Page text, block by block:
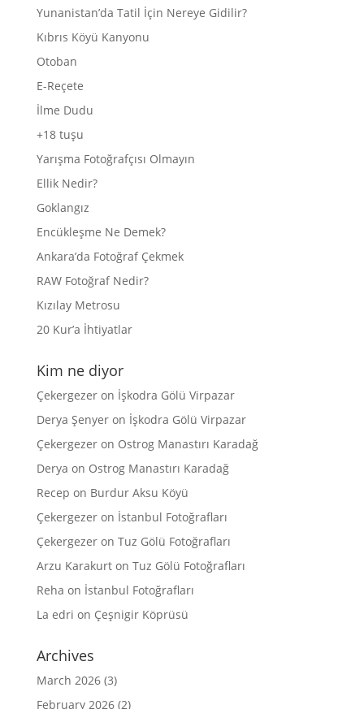
Yunanistan’da Tatil İçin Nereye Gidilir?
Kıbrıs Köyü Kanyonu
Otoban
E-Reçete
İlme Dudu
+18 tuşu
Yarışma Fotoğrafçısı Olmayın
Ellik Nedir?
Goklangız
Encükleşme Ne Demek?
Ankara’da Fotoğraf Çekmek
RAW Fotoğraf Nedir?
Kızılay Metrosu
20 Kur’a İhtiyatlar
Kim ne diyor
Çekergezeron İşkodra Gölü Virpazar
Derya Şenyeron İşkodra Gölü Virpazar
Çekergezeron Ostrog Manastırı Karadağ
Derya on Ostrog Manastırı Karadağ
Recep on Burdur Aksu Köyü
Çekergezeron İstanbul Fotoğrafları
Çekergezeron Tuz Gölü Fotoğrafları
Arzu Karakurton Tuz Gölü Fotoğrafları
Reha on İstanbul Fotoğrafları
La edri on Çeşnigir Köprüsü
Archives
March 2026(3)
February 2026(2)